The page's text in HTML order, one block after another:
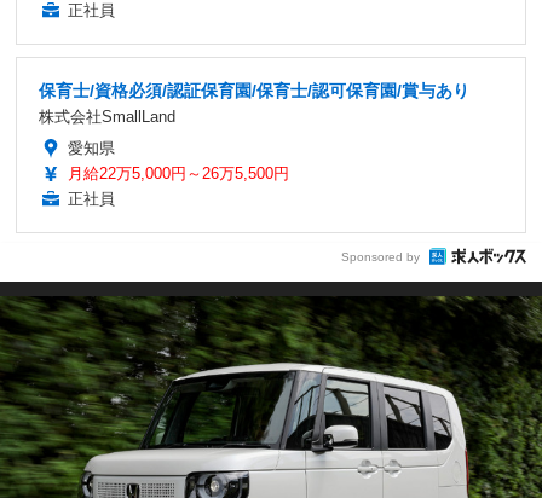
正社員
保育士/資格必須/認証保育園/保育士/認可保育園/賞与あり
株式会社SmallLand
愛知県
月給22万5,000円～26万5,500円
正社員
Sponsored by